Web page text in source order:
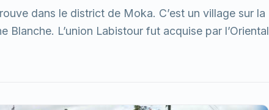
dans le district de Moka. C’est un village sur la
L’union Labistour fut acquise par l’Oriental